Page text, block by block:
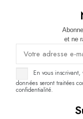
et ne
En vous inscrivant,
données seront traitées
confidentialité.